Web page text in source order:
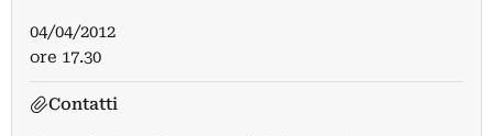
04/04/2012
ore 17.30
Contatti